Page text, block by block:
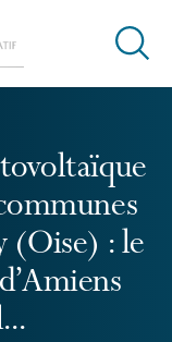
Ouvrir
(Oise) : le